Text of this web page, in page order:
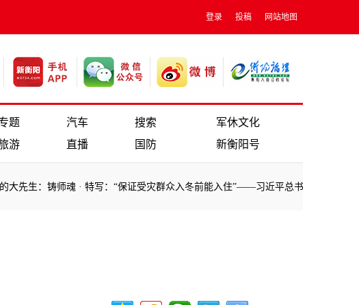
登录 投稿 网站地图
题 汽车 搜索
军休文化
游 直播 国防 新衡阳号
先生：铸师魂·特写：“保证受灾群众入冬前能入住”——习近平总书记在黑龙江尚